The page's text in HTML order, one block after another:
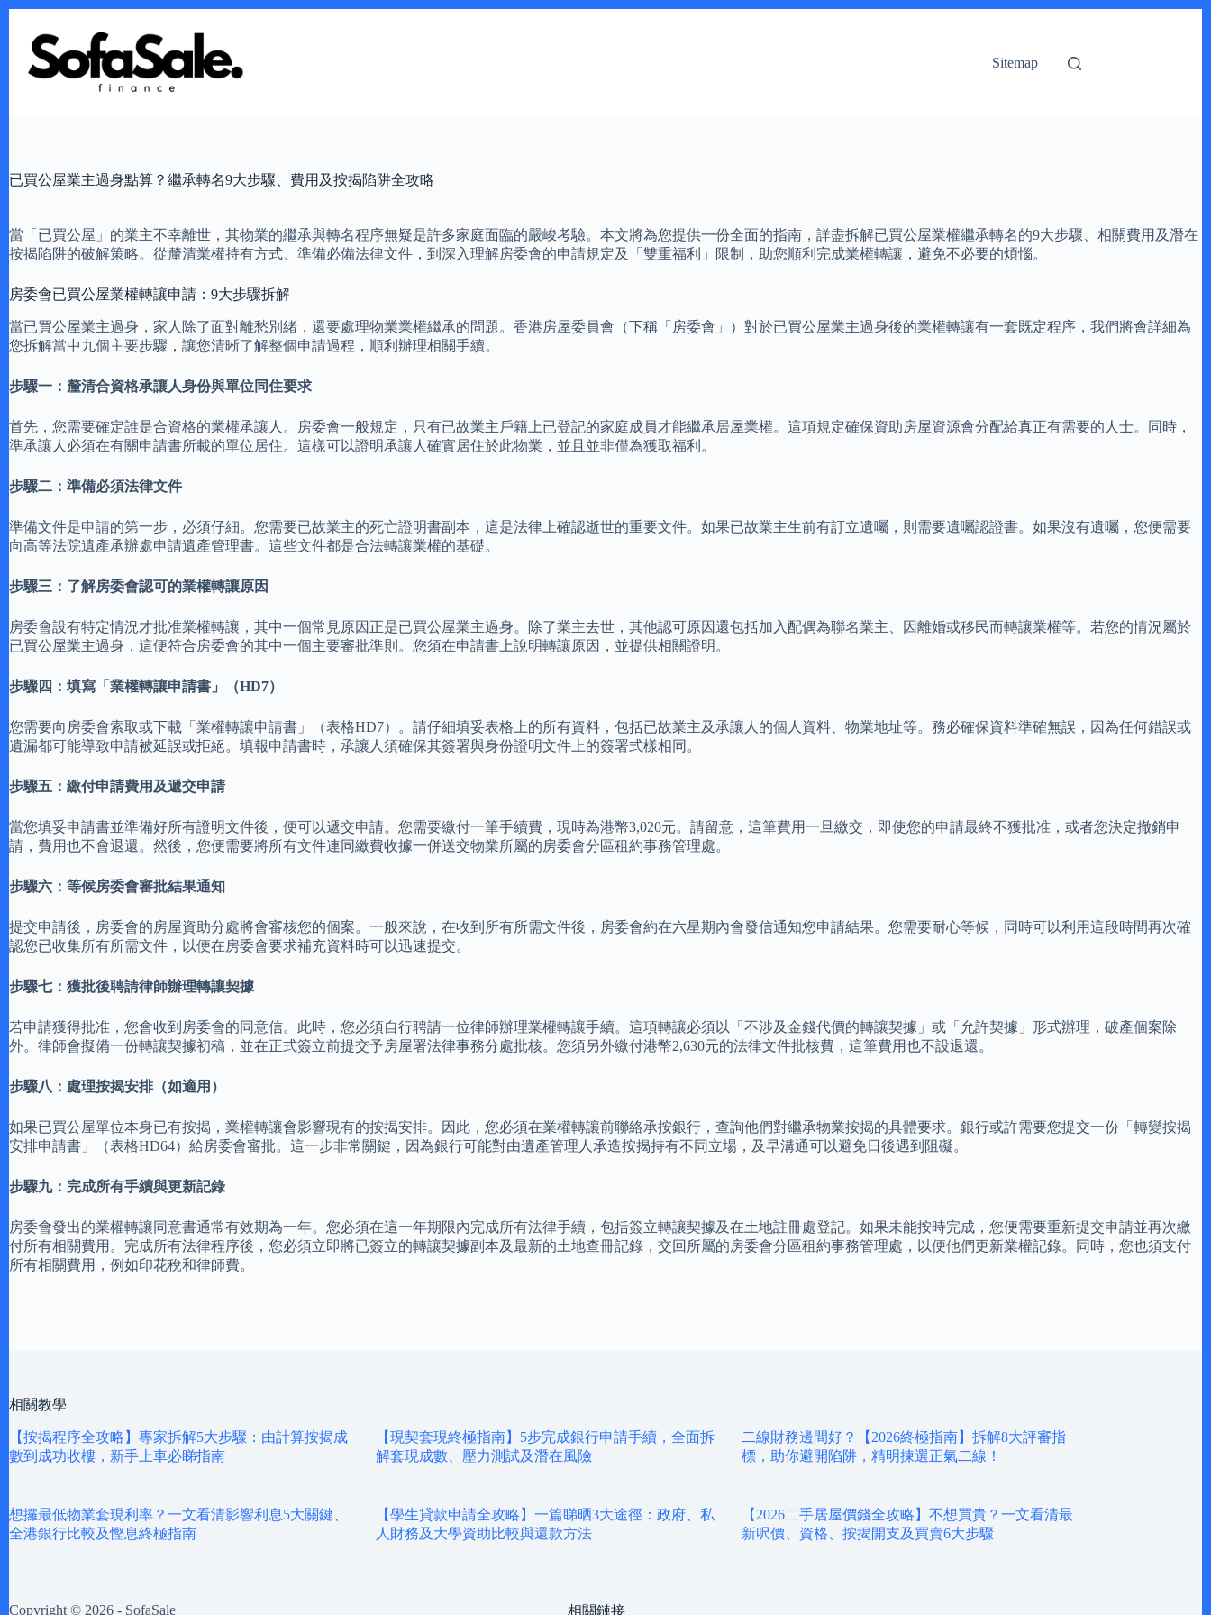
content
Sitemap
已買公屋業主過身點算？繼承轉名9大步驟、費用及按揭陷阱全攻略
當「已買公屋」的業主不幸離世，其物業的繼承與轉名程序無疑是許多家庭面臨的嚴峻考驗。本文將為您提供一份全面的指南，詳盡拆解已買公屋業權繼承轉名的9大步驟、相關費用及潛在
按揭陷阱的破解策略。從釐清業權持有方式、準備必備法律文件，到深入理解房委會的申請規定及「雙重福利」限制，助您順利完成業權轉讓，避免不必要的煩惱。
房委會已買公屋業權轉讓申請：9大步驟拆解
當已買公屋業主過身，家人除了面對離愁別緒，還要處理物業業權繼承的問題。香港房屋委員會（下稱「房委會」）對於已買公屋業主過身後的業權轉讓有一套既定程序，我們將會詳細為
您拆解當中九個主要步驟，讓您清晰了解整個申請過程，順利辦理相關手續。
步驟一：釐清合資格承讓人身份與單位同住要求
首先，您需要確定誰是合資格的業權承讓人。房委會一般規定，只有已故業主戶籍上已登記的家庭成員才能繼承居屋業權。這項規定確保資助房屋資源會分配給真正有需要的人士。同時，
準承讓人必須在有關申請書所載的單位居住。這樣可以證明承讓人確實居住於此物業，並且並非僅為獲取福利。
步驟二：準備必須法律文件
準備文件是申請的第一步，必須仔細。您需要已故業主的死亡證明書副本，這是法律上確認逝世的重要文件。如果已故業主生前有訂立遺囑，則需要遺囑認證書。如果沒有遺囑，您便需要
向高等法院遺產承辦處申請遺產管理書。這些文件都是合法轉讓業權的基礎。
步驟三：了解房委會認可的業權轉讓原因
房委會設有特定情況才批准業權轉讓，其中一個常見原因正是已買公屋業主過身。除了業主去世，其他認可原因還包括加入配偶為聯名業主、因離婚或移民而轉讓業權等。若您的情況屬於
已買公屋業主過身，這便符合房委會的其中一個主要審批準則。您須在申請書上說明轉讓原因，並提供相關證明。
步驟四：填寫「業權轉讓申請書」（HD7）
您需要向房委會索取或下載「業權轉讓申請書」（表格HD7）。請仔細填妥表格上的所有資料，包括已故業主及承讓人的個人資料、物業地址等。務必確保資料準確無誤，因為任何錯誤或
遺漏都可能導致申請被延誤或拒絕。填報申請書時，承讓人須確保其簽署與身份證明文件上的簽署式樣相同。
步驟五：繳付申請費用及遞交申請
當您填妥申請書並準備好所有證明文件後，便可以遞交申請。您需要繳付一筆手續費，現時為港幣3,020元。請留意，這筆費用一旦繳交，即使您的申請最終不獲批准，或者您決定撤銷申
請，費用也不會退還。然後，您便需要將所有文件連同繳費收據一併送交物業所屬的房委會分區租約事務管理處。
步驟六：等候房委會審批結果通知
提交申請後，房委會的房屋資助分處將會審核您的個案。一般來說，在收到所有所需文件後，房委會約在六星期內會發信通知您申請結果。您需要耐心等候，同時可以利用這段時間再次確
認您已收集所有所需文件，以便在房委會要求補充資料時可以迅速提交。
步驟七：獲批後聘請律師辦理轉讓契據
若申請獲得批准，您會收到房委會的同意信。此時，您必須自行聘請一位律師辦理業權轉讓手續。這項轉讓必須以「不涉及金錢代價的轉讓契據」或「允許契據」形式辦理，破產個案除
外。律師會擬備一份轉讓契據初稿，並在正式簽立前提交予房屋署法律事務分處批核。您須另外繳付港幣2,630元的法律文件批核費，這筆費用也不設退還。
步驟八：處理按揭安排（如適用）
如果已買公屋單位本身已有按揭，業權轉讓會影響現有的按揭安排。因此，您必須在業權轉讓前聯絡承按銀行，查詢他們對繼承物業按揭的具體要求。銀行或許需要您提交一份「轉變按揭
安排申請書」（表格HD64）給房委會審批。這一步非常關鍵，因為銀行可能對由遺產管理人承造按揭持有不同立場，及早溝通可以避免日後遇到阻礙。
步驟九：完成所有手續與更新記錄
房委會發出的業權轉讓同意書通常有效期為一年。您必須在這一年期限內完成所有法律手續，包括簽立轉讓契據及在土地註冊處登記。如果未能按時完成，您便需要重新提交申請並再次繳
付所有相關費用。完成所有法律程序後，您必須立即將已簽立的轉讓契據副本及最新的土地查冊記錄，交回所屬的房委會分區租約事務管理處，以便他們更新業權記錄。同時，您也須支付
所有相關費用，例如印花稅和律師費。
相關教學
【按揭程序全攻略】專家拆解5大步驟：由計算按揭成
數到成功收樓，新手上車必睇指南
【現契套現終極指南】5步完成銀行申請手續，全面拆
解套現成數、壓力測試及潛在風險
二線財務邊間好？【2026終極指南】拆解8大評審指
標，助你避開陷阱，精明揀選正氣二線！
想攞最低物業套現利率？一文看清影響利息5大關鍵、
全港銀行比較及慳息終極指南
【學生貸款申請全攻略】一篇睇晒3大途徑：政府、私
人財務及大學資助比較與還款方法
【2026二手居屋價錢全攻略】不想買貴？一文看清最
新呎價、資格、按揭開支及買賣6大步驟
Copyright © 2026 - SofaSale 相關鏈接